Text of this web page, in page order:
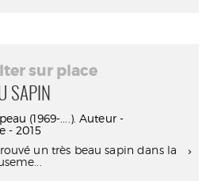
sur place
SAPIN
(1969-....). Auteur -
- 2015
un très beau sapin dans la